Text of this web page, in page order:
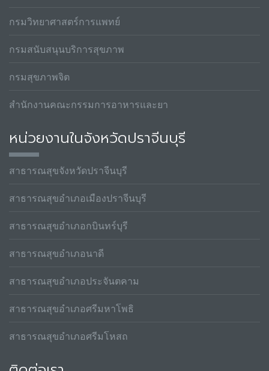
กรมวิทยาศาสตร์การแพทย์
กรมสนับสนุนบริการสุขภาพ
กรมสุขภาพจิต
สำนักงานคณะกรรมการอาหารและยา
หน่วยงานในจังหวัดปราจีนบุรี
สาธารณสุขจังหวัดปราจีนบุรี
สาธารณสุขอำเภอเมืองปราจีนบุรี
สาธารณสุขอำเภอกบินทร์บุรี
สาธารณสุขอำเภอนาดี
สาธารณสุขอำเภอประจันตคาม
สาธารณสุขอำเภอศรีมหาโพธิ
สาธารณสุขอำเภอศรีมโหสถ